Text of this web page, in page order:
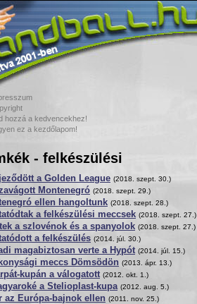
hozzá a kedvencekhez!
ez a kezdőlapom!
- felkészülési
a Golden League (2018. szept. 30.)
Montenegró (2018. szept. 29.)
ellen hangoltunk (2018. szept. 28.)
a felkészülési meccsek (2018. szept. 27.)
a szlovénok és a spanyolok (2018. szept. 27.)
a felkészülés (2014. júl. 30.)
magabiztosan verte a Hypót (2014. júl. 15.)
meccs Dömsödön (2013. ápr. 13.)
kupán a válogatott (2012. okt. 1.)
a Stelioplast-kupa (2012. aug. 5.)
az Európa-bajnok ellen (2011. nov. 25.)